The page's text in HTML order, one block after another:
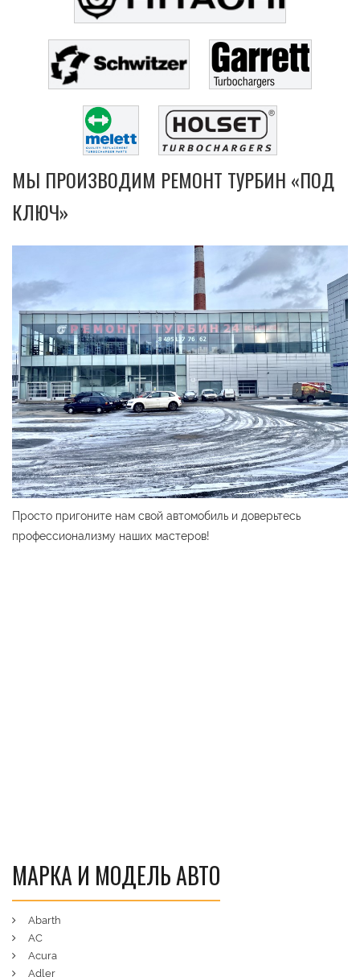
МЫ ПРОИЗВОДИМ РЕМОНТ ТУРБИН «ПОД
КЛЮЧ»
Просто пригоните нам свой автомобиль и доверьтесь
профессионализму наших мастеров!
МАРКА И МОДЕЛЬ АВТО
Abarth
AC
Acura
Adler